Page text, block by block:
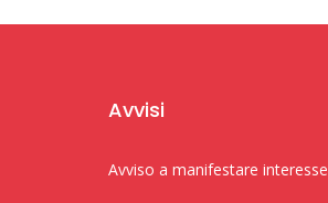
Avvisi
Avviso a manifestare interesse